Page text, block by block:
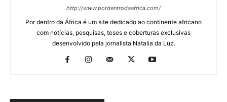
http://www.pordentrodaafrica.com/
Por dentro da África é um site dedicado ao continente africano
com notícias, pesquisas, teses e coberturas exclusivas
desenvolvido pela jornalista Natalia da Luz.